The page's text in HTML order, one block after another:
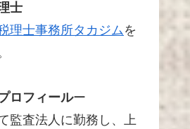
士
理士事務所タカジムを
ロフィールー
監査法人に勤務し、上